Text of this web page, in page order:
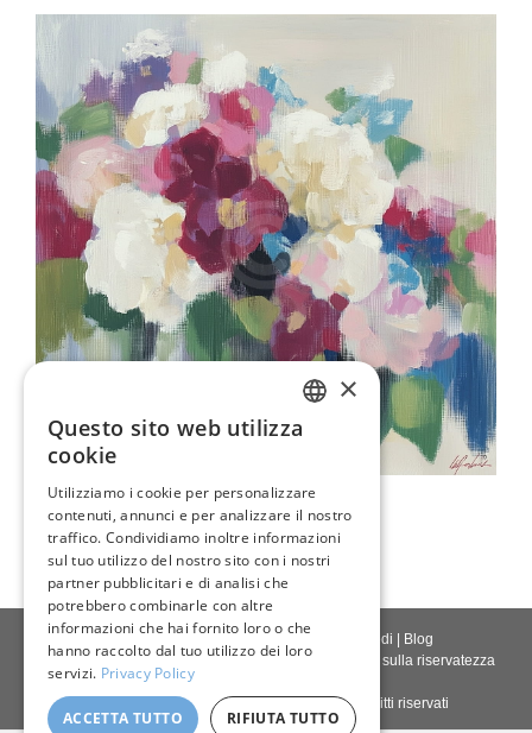
Fiore Sfocato Astratto
129,00 €
Accedi
Blog
Politica di consegna| Politica di restituzione Politica sulla riservatezza
Diritto d'autore © 2026 - Tutti i diritti riservati
GERMAN
FRENCH
×
Questo sito web utilizza
cookie
Utilizziamo i cookie per personalizzare
contenuti, annunci e per analizzare il nostro
traffico. Condividiamo inoltre informazioni
sul tuo utilizzo del nostro sito con i nostri
partner pubblicitari e di analisi che
potrebbero combinarle con altre
informazioni che hai fornito loro o che
hanno raccolto dal tuo utilizzo dei loro
servizi. Privacy Policy
ACCETTA TUTTO RIFIUTA TUTTO